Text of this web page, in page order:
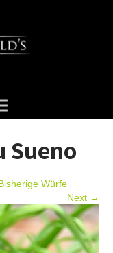
Sueno
Würfe
Next →